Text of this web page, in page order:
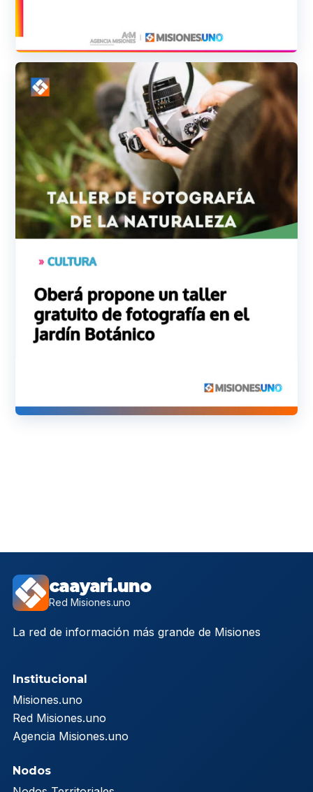
caayari.uno
Red Misiones.uno
La red de información más grande de Misiones
Institucional
Misiones.uno
Red Misiones.uno
Agencia Misiones.uno
Nodos